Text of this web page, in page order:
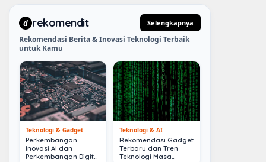
d rekomendit Selengkapnya
Rekomendasi Berita & Inovasi Teknologi Terbaik
untuk Kamu
Teknologi & Gadget
Perkembangan
Inovasi AI dan
Perkembangan Digital
Teknologi & AI
Rekomendasi Gadget
Terbaru dan Tren
Teknologi Masa